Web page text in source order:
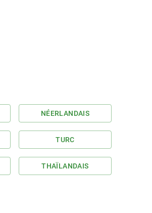
NÉERLANDAIS
TURC
THAÏLANDAIS